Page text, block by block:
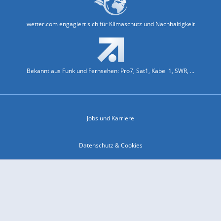
wetter.com engagiert sich für Klimaschutz und Nachhaltigkeit
Bekannt aus Funk und Fernsehen: Pro7, Sat1, Kabel 1, SWR, ...
Jobs und Karriere
Datenschutz & Cookies